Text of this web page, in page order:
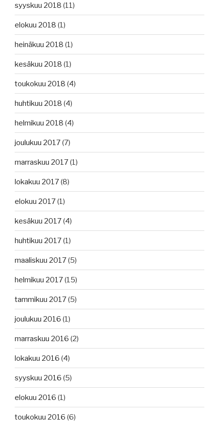
syyskuu 2018 (11)
elokuu 2018 (1)
heinäkuu 2018 (1)
kesäkuu 2018 (1)
toukokuu 2018 (4)
huhtikuu 2018 (4)
helmikuu 2018 (4)
joulukuu 2017(7)
marraskuu 2017(1)
lokakuu 2017(8)
elokuu 2017(1)
kesäkuu 2017(4)
huhtikuu 2017(1)
maaliskuu 2017(5)
helmikuu 2017(15)
tammikuu 2017(5)
joulukuu 2016 (1)
marraskuu 2016 (2)
lokakuu 2016 (4)
syyskuu 2016 (5)
elokuu 2016 (1)
toukokuu 2016 (6)